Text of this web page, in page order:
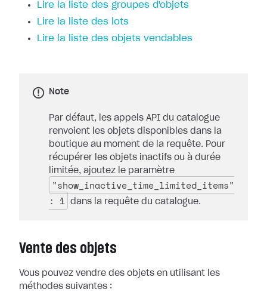
Lire la liste des groupes d'objets
Lire la liste des lots
Lire la liste des objets vendables
Note
Par défaut, les appels API du catalogue
renvoient les objets disponibles dans la
boutique au moment de la requête. Pour
récupérer les objets inactifs ou à durée
limitée, ajoutez le paramètre
"show_inactive_time_limited_items"
: 1
dans la requête du catalogue.
Vente des objets
Vous pouvez vendre des objets en utilisant les
méthodes suivantes :